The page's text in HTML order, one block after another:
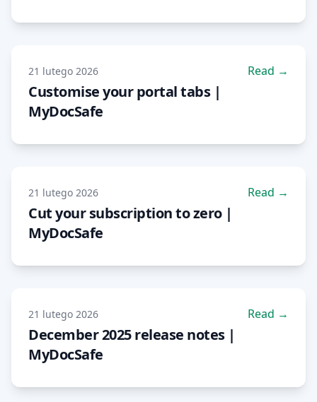
21 lutego 2026
Customise your portal tabs |
MyDocSafe
Read →
21 lutego 2026
Cut your subscription to zero |
MyDocSafe
Read →
21 lutego 2026
December 2025 release notes |
MyDocSafe
Read →